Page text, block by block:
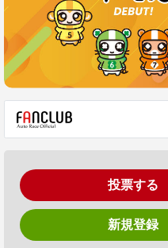
投票する
新規登録